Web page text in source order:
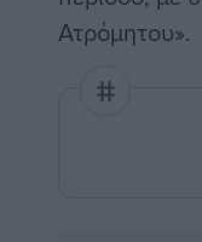
Ατρόμητου».